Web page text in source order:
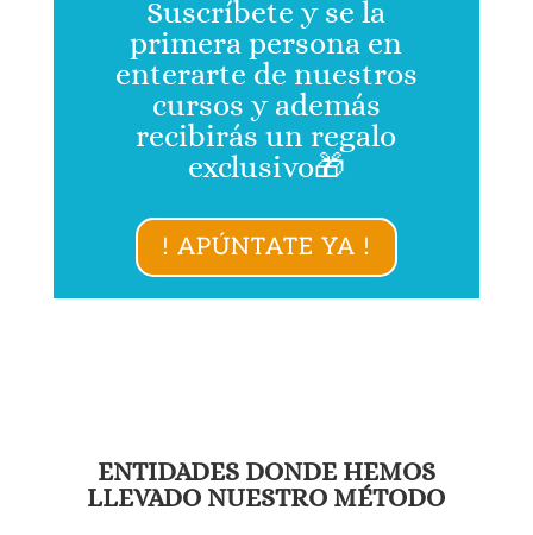
Suscríbete y se la
primera persona en
enterarte de nuestros
cursos y además
recibirás un regalo
exclusivo🎁
! APÚNTATE YA !
ENTIDADES DONDE HEMOS
LLEVADO NUESTRO MÉTODO